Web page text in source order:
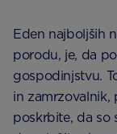
Eden najboljših
porodu, je, da
gospodinjstvu.
in zamrzovalnik,
poskrbite, da so